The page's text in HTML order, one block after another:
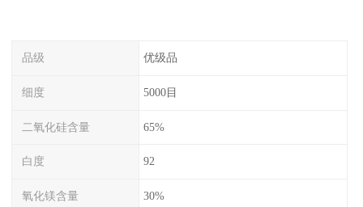
品级 优级品
细度 5000目
二氧化硅含量 65%
白度 92
氧化镁含量 30%